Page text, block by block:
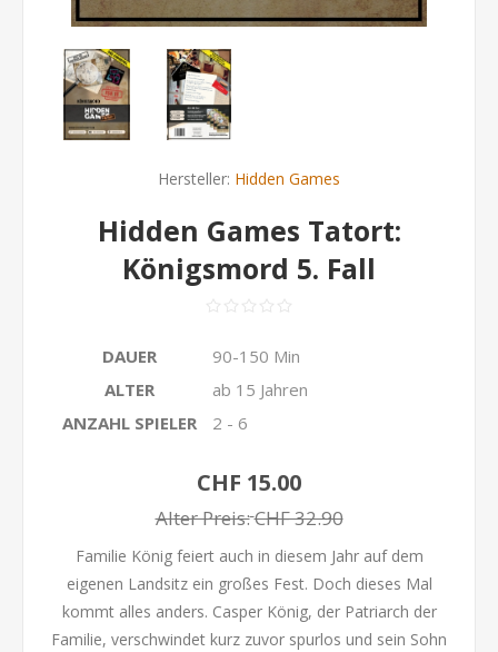
Hersteller: Hidden Games
Hidden Games Tatort:
Königsmord 5. Fall
DAUER
90-150 Min
ALTER
ab 15 Jahren
ANZAHL SPIELER
2 - 6
CHF 15.00
Alter Preis:CHF 32.90
Familie König feiert auch in diesem Jahr auf dem
eigenen Landsitz ein großes Fest. Doch dieses Mal
kommt alles anders. Casper König, der Patriarch der
Familie, verschwindet kurz zuvor spurlos und sein Sohn